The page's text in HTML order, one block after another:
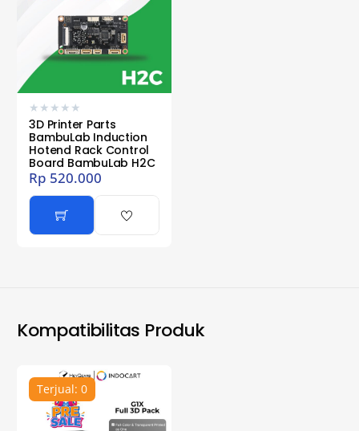
★ ★ ★ ★ ★
3D Printer Parts
BambuLab Induction
Hotend Rack Control
Board BambuLab H2C
Rp 520.000
Kompatibilitas Produk
Terjual: 0